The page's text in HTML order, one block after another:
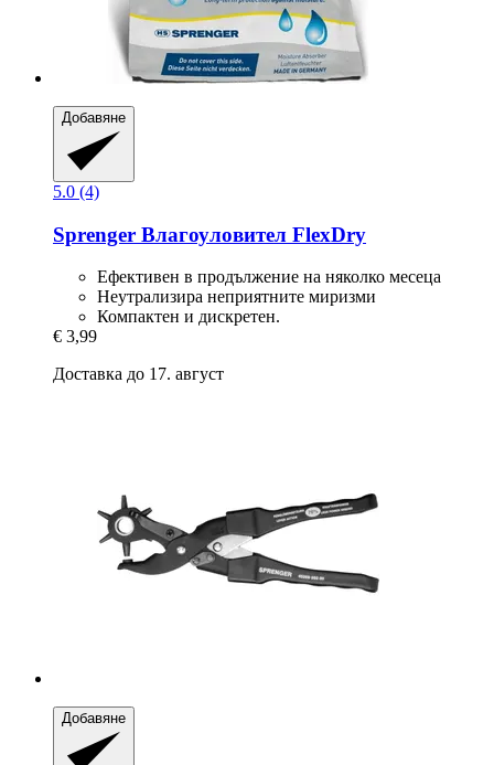
Добавяне
5.0 (4)
Sprenger Влагоуловител FlexDry
Ефективен в продължение на няколко месеца
Неутрализира неприятните миризми
Компактен и дискретен.
€ 3,99
Доставка до 17. август
Добавяне